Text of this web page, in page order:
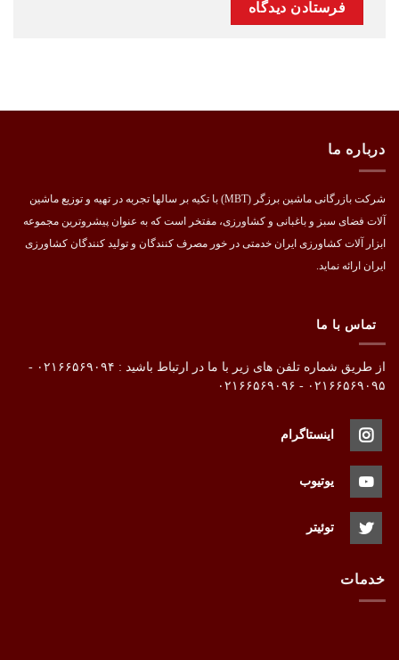
درباره ما
شرکت بازرگانی ماشین برزگر (MBT) با تکیه بر سالها تجربه در تهیه و توزیع ماشین
آلات فضای سبز و باغبانی و کشاورزی، مفتخر است که به عنوان پیشروترین مجموعه
ابزار آلات کشاورزی ایران خدمتی در خور مصرف کنندگان و تولید کنندگان کشاورزی
ایران ارائه نماید.
تماس با ما
از طریق شماره تلفن های زیر با ما در ارتباط باشید : ۰۲۱۶۶۵۶۹۰۹۴ -
۰۲۱۶۶۵۶۹۰۹۵ - ۰۲۱۶۶۵۶۹۰۹۶
اینستاگرام
یوتیوب
توئیتر
خدمات